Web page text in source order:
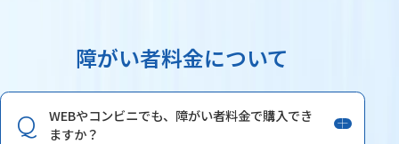
障がい者料金について
WEBやコンビニでも、障がい者料金で購入でき
ますか？